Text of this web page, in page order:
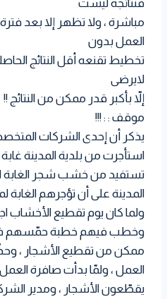
فنتائجه ليست
مباشرة ، ولا تظهر إلا بعد
العمل بدون
تخطيط تقنعه أقل النتائج
لايرضى
إلاّ بأكبر قدر ممكن من النتائج !!
موقف : : !!!
يذكر أن إحدى الشركات
استأجرت من بلدية المدينة
تستفيد من خشب شجر الغابة
المدينة على أن تؤجرهم الغابة
ولما كان يوم تقطيع الأخشاب
وخطب فيهم خطبة حمّسهم
ممكن من تقطيع الأشجار ،
العمل ، ولمّا بدأت صافرة
يقطّعون الأشجار ، ومدير